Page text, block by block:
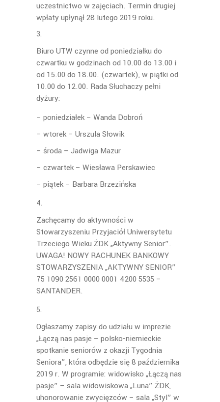
uczestnictwo w zajęciach. Termin drugiej
wpłaty upłynął 28 lutego 2019 roku.
Biuro UTW czynne od poniedziałku do
czwartku w godzinach od 10.00 do 13.00 i
od 15.00 do 18.00. (czwartek), w piątki od
10.00 do 12.00. Rada Słuchaczy pełni
dyżury:
– poniedziałek – Wanda Dobroń
– wtorek – Urszula Słowik
– środa – Jadwiga Mazur
– czwartek – Wiesława Perskawiec
– piątek – Barbara Brzezińska
Zachęcamy do aktywności w
Stowarzyszeniu Przyjaciół Uniwersytetu
Trzeciego Wieku ŻDK „Aktywny Senior”.
UWAGA! NOWY RACHUNEK BANKOWY
STOWARZYSZENIA „AKTYWNY SENIOR”
75 1090 2561 0000 0001 4200 5535 –
SANTANDER.
Ogłaszamy zapisy do udziału w imprezie
„Łączą nas pasje – polsko-niemieckie
spotkanie seniorów z okazji Tygodnia
Seniora”, która odbędzie się 8 października
2019 r. W programie: widowisko „Łączą nas
pasje” – sala widowiskowa „Luna” ŻDK,
uhonorowanie zwycięzców – sala „Styl” w